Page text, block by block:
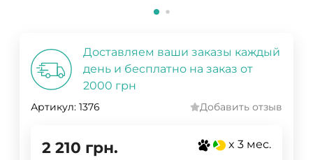
Доставляем ваши заказы каждый
день и бесплатно на заказ от
2000 грн
Артикул: 1376 Добавить отзыв
2 210 грн. x 3 мес.